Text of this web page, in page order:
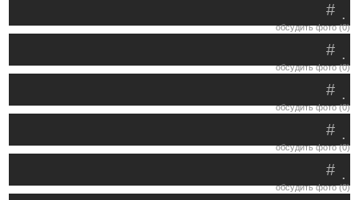
.
#
обсудить фото (0)
.
#
обсудить фото (0)
.
#
обсудить фото (0)
.
#
обсудить фото (0)
.
#
обсудить фото (0)